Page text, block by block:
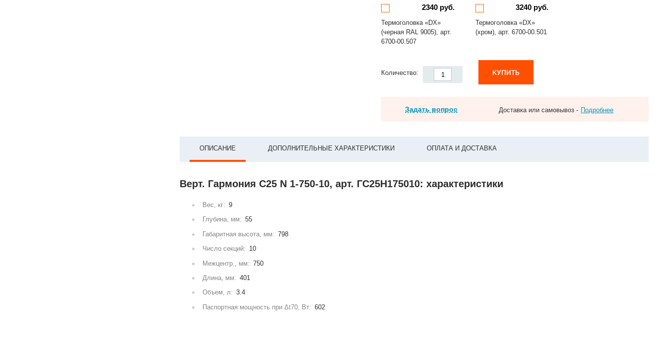
2340 руб.
Термоголовка «DX»
(черная RAL 9005), арт.
6700-00.507
3240 руб.
Термоголовка «DX»
(хром), арт. 6700-00.501
Количество: КУПИТЬ
Задать вопрос Доставка или самовывоз - Подробнее
ОПИСАНИЕ ДОПОЛНИТЕЛЬНЫЕ ХАРАКТЕРИСТИКИ ОПЛАТА И ДОСТАВКА
Верт. Гармония С25 N 1-750-10, арт. ГС25Н175010: характеристики
Вес, кг: 9
Глубина, мм: 55
Габаритная высота, мм: 798
Число секций: 10
Межцентр., мм: 750
Длина, мм: 401
Объем, л: 3.4
Паспортная мощность при Δt70, Вт: 602